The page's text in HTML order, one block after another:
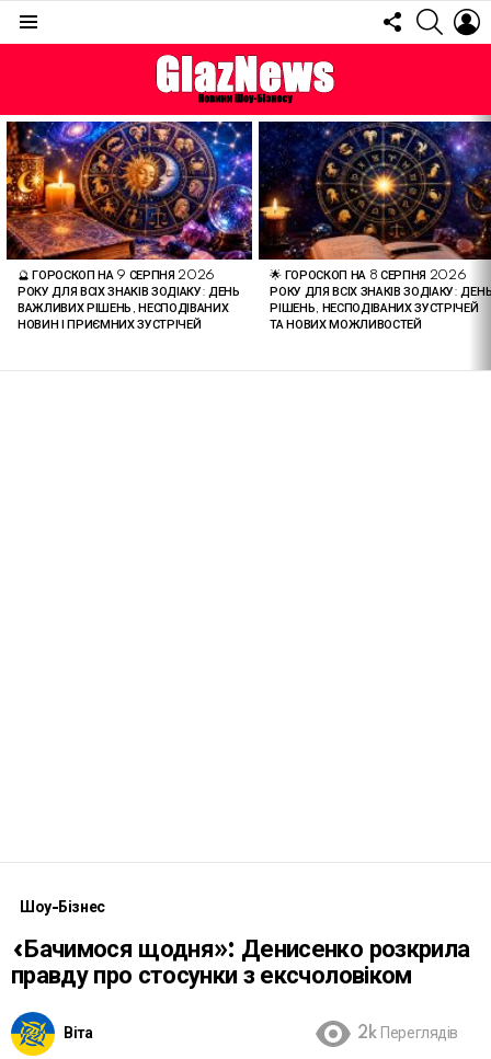
FOLLOW
US
ОСТАННІ
СТАТТІ
🔮 ГОРОСКОП НА 9 СЕРПНЯ 2026
РОКУ ДЛЯ ВСІХ ЗНАКІВ ЗОДІАКУ: ДЕНЬ
ВАЖЛИВИХ РІШЕНЬ, НЕСПОДІВАНИХ
НОВИН І ПРИЄМНИХ ЗУСТРІЧЕЙ
🌟 ГОРОСКОП НА 8 СЕРПНЯ 2026
РОКУ ДЛЯ ВСІХ ЗНАКІВ ЗОДІАКУ:
РІШЕНЬ, НЕСПОДІВАНИХ ЗУСТРІЧЕЙ
ТА НОВИХ МОЖЛИВОСТЕЙ
Шоу-Бізнес
«Бачимося щодня»: Денисенко розкрила
правду про стосунки з ексчоловіком
Віта 2k Переглядів